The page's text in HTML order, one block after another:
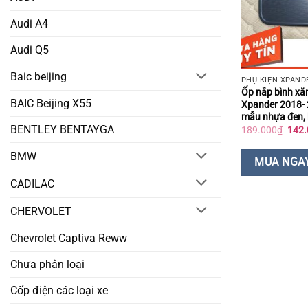
Audi A4
Audi Q5
Baic beijing
BAIC Beijing X55
BENTLEY BENTAYGA
BMW
CADILAC
CHERVOLET
Chevrolet Captiva Reww
Chưa phân loại
Cốp điện các loại xe
PHỤ KIỆN
Ốp nắp bình
Xpander 2018-
mẫu nhựa đen,
189.000₫ Giá
là:
MUA